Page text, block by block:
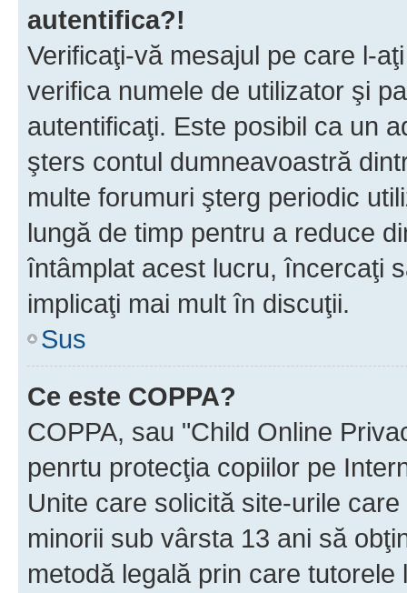
autentifica?!
Verificaţi-vă mesajul pe care l-
verifica numele de utilizator şi
autentificaţi. Este posibil ca un
şters contul dumneavoastră
multe forumuri şterg periodic
lungă de timp pentru a reduce
întâmplat acest lucru, încercaţi
implicaţi mai mult în discuţii.
Sus
Ce este COPPA?
COPPA, sau "Child Online
penrtu protecţia copiilor pe
Unite care solicită site-urile
minorii sub vârsta 13 ani să
metodă legală prin care